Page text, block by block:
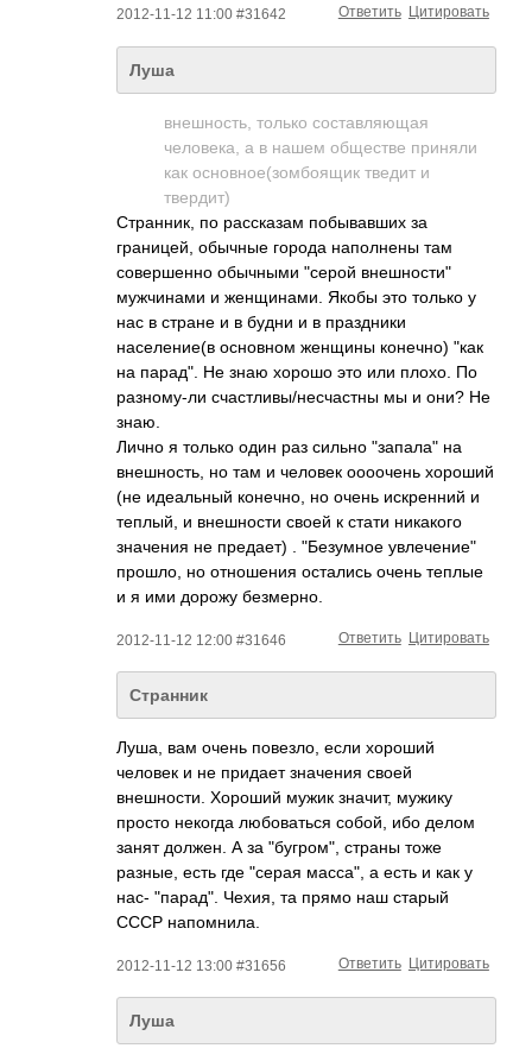
2012-11-12 11:00 #31642 Цитировать
Ответить
Луша
внешность, только составляющая
человека, а в нашем обществе приняли
как основное(зомбоящ­­ик тведит и
твердит)
Странник, по рассказам побывавших за
границей, обычные города наполнены там
совершенно обычными "серой внешности"
мужчинами и женщинами. Якобы это только у
нас в стране и в будни и в праздники
население(в основном женщины конечно) "как
на парад". Не знаю хорошо это или плохо. По
разному-ли счастливы/несчас­тны мы и они? Не
знаю.
Лично я только один раз сильно "запала" на
внешность, но там и человек оооочень хороший
(не идеальный конечно, но очень искренний и
теплый, и внешности своей к стати никакого
значения не предает) . "Безумное увлечение"
прошло, но отношения остались очень теплые
и я ими дорожу безмерно.
2012-11-12 12:00 #31646 Цитировать
Ответить
Странник
Луша, вам очень повезло, если хороший
человек и не придает значения своей
внешности. Хороший мужик значит, мужику
просто некогда любоваться собой, ибо делом
занят должен. А за "бугром", страны тоже
разные, есть где "серая масса", а есть и как у
нас- "парад". Чехия, та прямо наш старый
СССР напомнила.
2012-11-12 13:00 #31656 Цитировать
Ответить
Луша